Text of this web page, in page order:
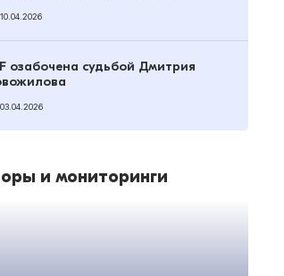
10.04.2026
озабочена судьбой Дмитрия
03.04.2026
и мониторинги